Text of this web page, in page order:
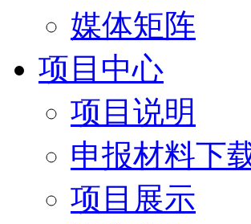
媒体矩阵
项目中心
项目说明
申报材料下
项目展示